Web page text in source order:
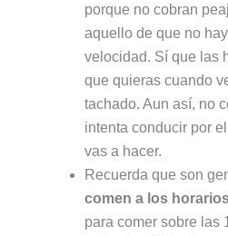
porque no cobran
aquello de que no
velocidad. Sí que las
que quieras cuando
tachado. Aun así, no
intenta conducir por
vas a hacer.
Recuerda que son
comen a los
para comer sobre las